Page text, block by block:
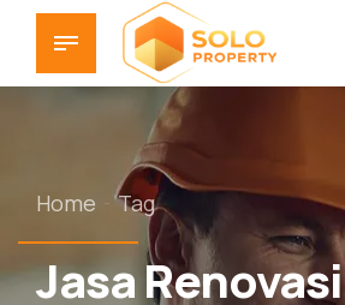
Home Tag
Jasa Renovasi